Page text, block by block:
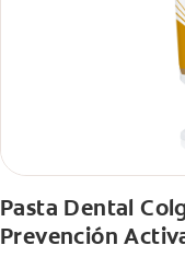
Pasta Dental
Prevención